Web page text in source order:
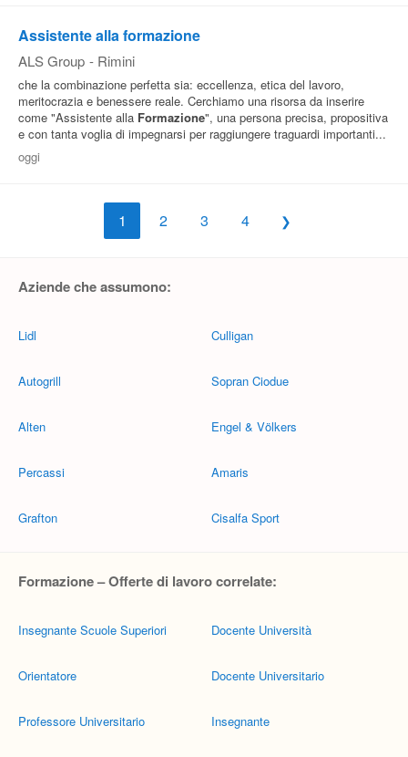
Assistente alla formazione
ALS Group - Rimini
che la combinazione perfetta sia: eccellenza, etica del lavoro,
meritocrazia e benessere reale. Cerchiamo una risorsa da inserire
come "Assistente alla Formazione", una persona precisa, propositiva
e con tanta voglia di impegnarsi per raggiungere traguardi importanti...
oggi
1 2 3 4
Aziende che assumono:
Lidl
Autogrill
Alten
Percassi
Grafton
Culligan
Sopran Ciodue
Engel & Völkers
Amaris
Cisalfa Sport
Formazione – Offerte di lavoro correlate:
Insegnante Scuole Superiori
Orientatore
Professore Universitario
Docente Università
Docente Universitario
Insegnante